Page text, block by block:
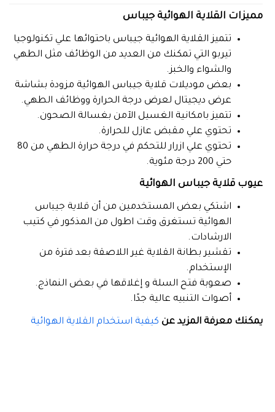
مميزات القلاية الهوائية جيباس
تتميز القلاية الهوائية جيباس باحتوائها علي تكنولوجيا
تيربو التي تمكنك من العديد من الوظائف مثل الطهي
والشواء والخبز.
بعض موديلات قلاية جيباس الهوائية مزودة بشاشة
عرض ديجيتال لعرض درجة الحرارة ووظائف الطهي.
تتميز بامكانية الغسيل الآمن بغسالة الصحون.
تحتوي علي مقبض عازل للحرارة.
تحتوي علي ازرار للتحكم في درجة حرارة الطهي من 80
حتي 200 درجة مئوية.
عيوب قلاية جيباس الهوائية
اشتكي بعض المستخدمين من أن قلاية جيباس
الهوائية تستغرق وقت اطول من المذكور في كتيب
الارشادات.
تقشير بطانة القلاية غير اللاصقة بعد فترة من
الإستخدام.
صعوبة فتح السلة و إغلاقها في بعض النماذج.
أصوات التنبيه عالية جدًا.
يمكنك معرفة المزيد عن كيفية استخدام القلاية الهوائية